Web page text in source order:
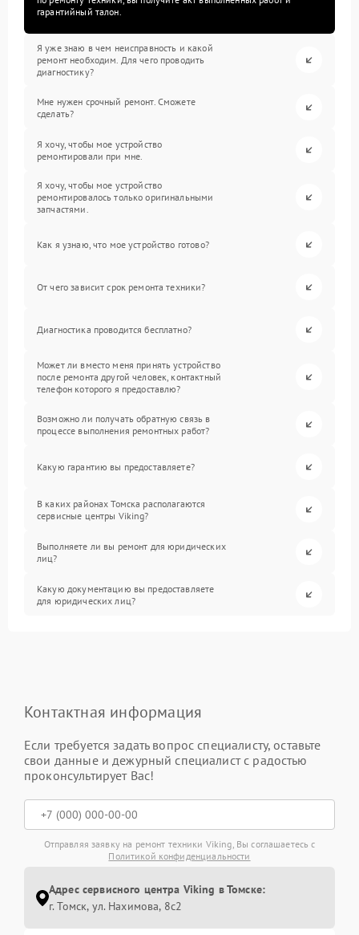
гарантийный талон.
Я уже знаю в чем неисправность и какой
ремонт необходим. Для чего проводить
диагностику?
Мне нужен срочный ремонт. Сможете
сделать?
Я хочу, чтобы мое устройство
ремонтировали при мне.
Я хочу, чтобы мое устройство
ремонтировалось только оригинальными
запчастями.
Как я узнаю, что мое устройство готово?
От чего зависит срок ремонта техники?
Диагностика проводится бесплатно?
Может ли вместо меня принять устройство
после ремонта другой человек, контактный
телефон которого я предоставлю?
Возможно ли получать обратную связь в
процессе выполнения ремонтных работ?
Какую гарантию вы предоставляете?
В каких районах Томска располагаются
сервисные центры Viking?
Выполняете ли вы ремонт для юридических
лиц?
Какую документацию вы предоставляете
для юридических лиц?
Контактная информация
Если требуется задать вопрос специалисту, оставьте
свои данные и дежурный специалист с радостью
проконсультирует Вас!
Отправляя заявку на ремонт техники Viking, Вы соглашаетесь с
Политикой конфиденциальности
Адрес сервисного центра Viking в Томске:
г. Томск, ул. Нахимова, 8с2